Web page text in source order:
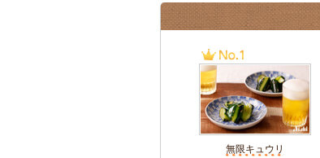
無限キュウリ